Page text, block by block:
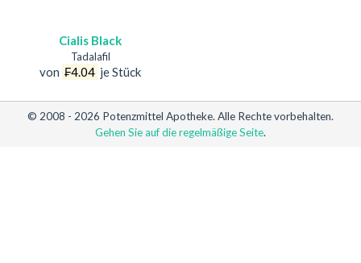
Cialis Black
Tadalafil
von ₣4.04 je Stück
© 2008 - 2026 Potenzmittel Apotheke. Alle Rechte vorbehalten.
Gehen Sie auf die regelmäßige Seite.